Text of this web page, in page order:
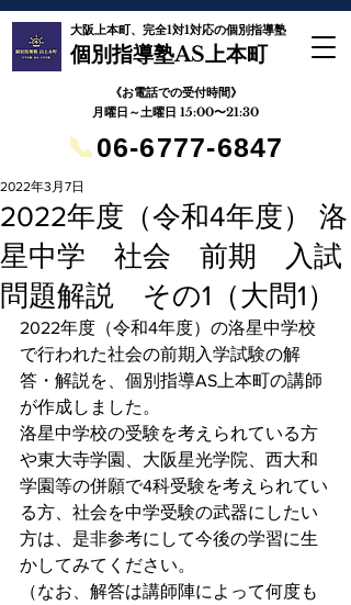
大阪上本町、完全1対1対応の個別指導塾
個別指導塾AS上本町
月曜日～土曜日 15:00〜21:30
📞06-6777-6847
《お電話での受付時間》
2022年度（令和4年度） 洛
星中学 社会 前期 入試
問題解説 その1（大問1）
2022年3月7日
2022年度（令和4年度）の洛星中学校
で行われた社会の前期入学試験の解
答・解説を、個別指導AS上本町の講師
が作成しました。
洛星中学校の受験を考えられている方
や東大寺学園、大阪星光学院、西大和
学園等の併願で4科受験を考えられてい
る方、社会を中学受験の武器にしたい
方は、是非参考にして今後の学習に生
かしてみてください。
（なお、解答は講師陣によって何度も